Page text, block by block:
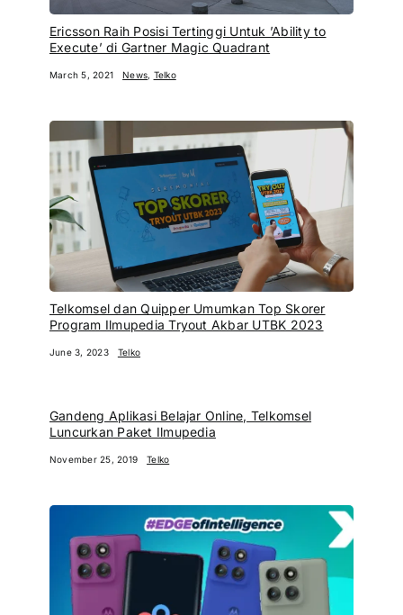
Ericsson Raih Posisi Tertinggi Untuk ’Ability to
Execute’ di Gartner Magic Quadrant
March 5, 2021 News, Telko
Telkomsel dan Quipper Umumkan Top Skorer
Program Ilmupedia Tryout Akbar UTBK 2023
June 3, 2023 Telko
Gandeng Aplikasi Belajar Online, Telkomsel
Luncurkan Paket Ilmupedia
November 25, 2019 Telko